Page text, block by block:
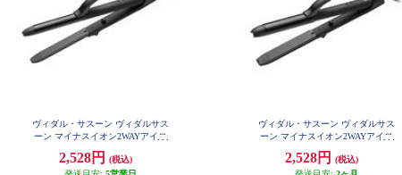
ヴィダル・サスーン ヴィダルサス
ーン マイナスイオン2WAYアイロ
2,528円
(税込)
ヴィダル・サスーン ヴィダルサス
ーン マイナスイオン2WAYアイロ
2,528円
(税込)